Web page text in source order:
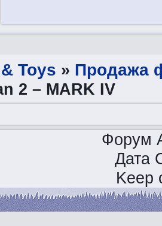
Toys » Продажа
2 – MARK IV
Форум
Дата
Keep